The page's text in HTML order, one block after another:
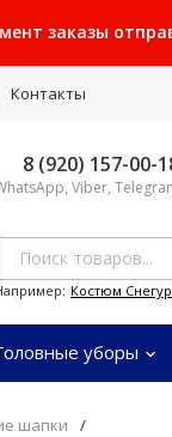
заказы
Контакты
8 (920) 157-00-
Viber,
Костюм
уборы
шапки
/